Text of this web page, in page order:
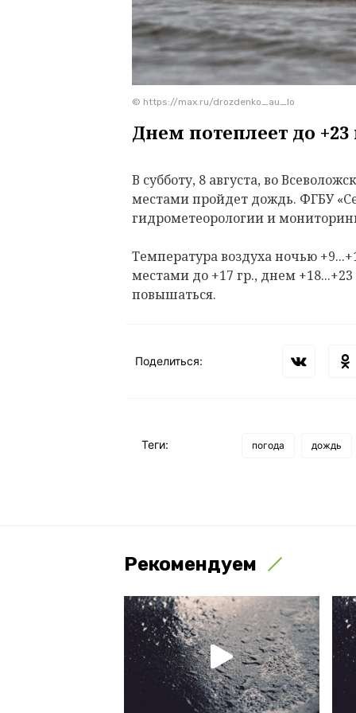
© https://max.ru/drozdenko_au_lo
Днем потеплеет до +23
В субботу, 8 августа, во
местами пройдет дождь. ФГБУ
гидрометеорологии и
Температура воздуха ночью
местами до +17 гр., днем
повышаться.
Поделиться:
Теги: погода дождь
Рекомендуем